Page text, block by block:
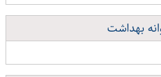
بهداشت